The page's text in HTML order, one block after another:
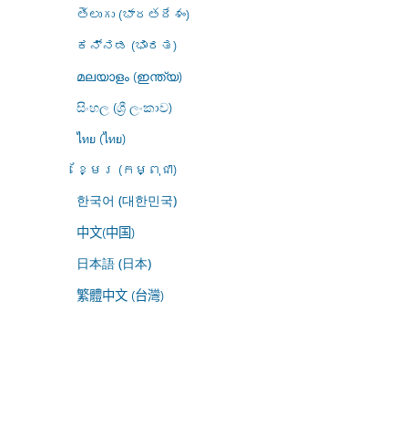
తెలుగు (భారతదేశం)
ಕನ್ನಡ (ಭಾರತ)
മലയാളം (ഇന്ത്യ)
සිංහල (ශ්‍රී ලංකාව)
ไทย (ไทย)
ខ្មែរ (កម្ពុជា)
한국어 (대한민국)
中文(中国)
日本語 (日本)
繁體中文 (台灣)